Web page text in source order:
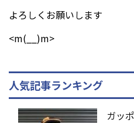
よろしくお願いします
<m(__)m>
人気記事ランキング
ガッ